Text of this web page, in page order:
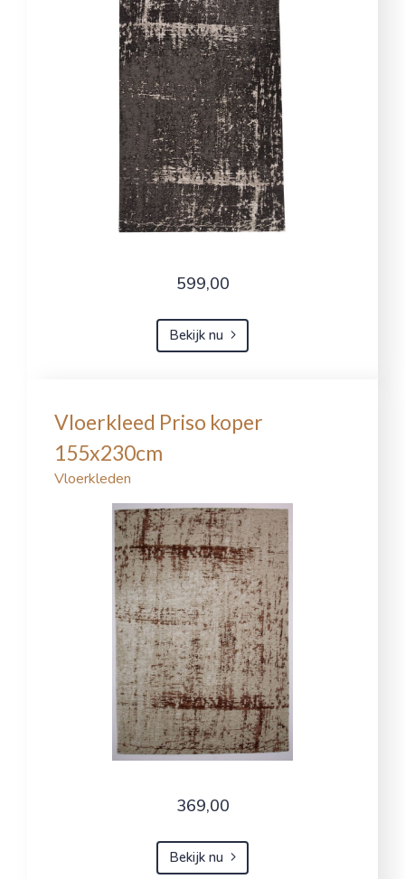
599,00
Bekijk nu
Vloerkleed Priso koper
155x230cm
Vloerkleden
369,00
Bekijk nu